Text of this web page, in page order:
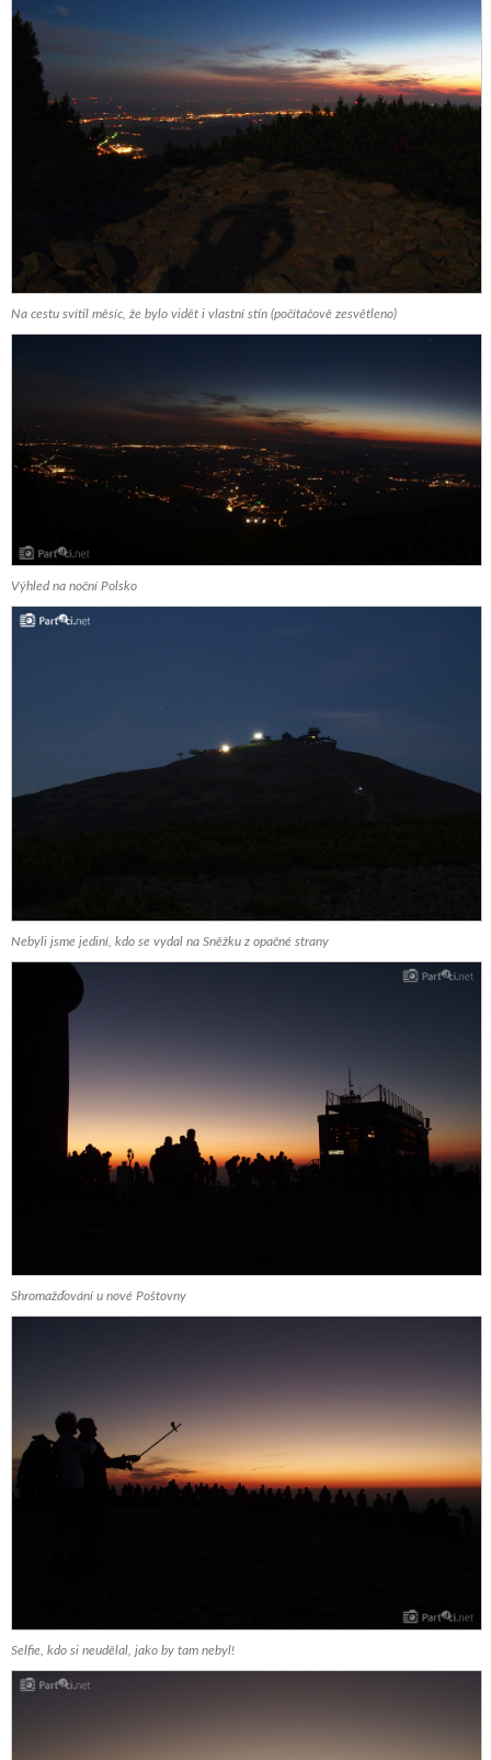
Na cestu svítil měsíc, že bylo vidět i vlastní stín (počítačově zesvětleno)
Výhled na noční Polsko
Nebyli jsme jediní, kdo se vydal na Sněžku z opačné strany
Shromažďování u nové Poštovny
Selfie, kdo si neudělal, jako by tam nebyl!